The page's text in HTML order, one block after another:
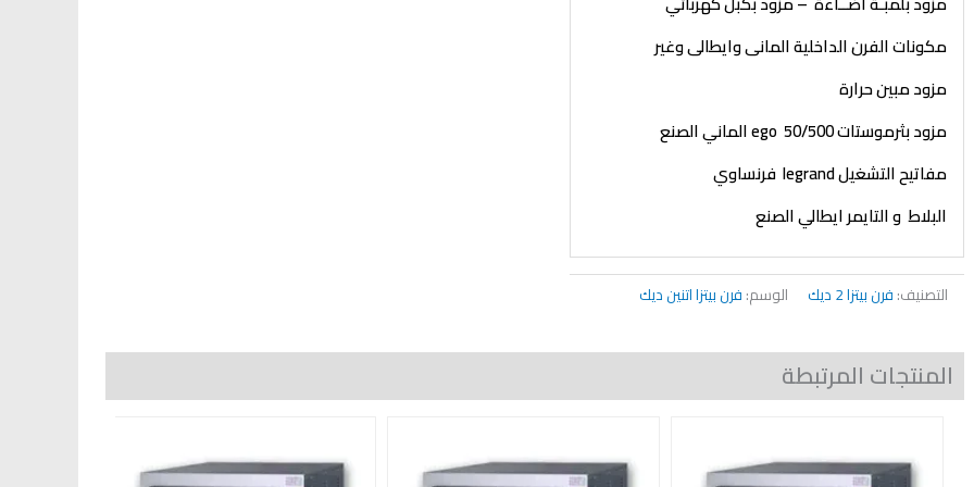
مكونات الفرن الداخلية المانى وايطالى وغير
مزود مبين حرارة
مزود بثرموستات 50/500
egoالماني الصنع
مفاتيح التشغيلlegrand فرنساوي
البلاط و التايمر ايطالي الصنع
التصنيف:فرن بيتزا 2 ديك الوسم:فرن بيتزا اتنين ديك
المنتجات المرتبطة